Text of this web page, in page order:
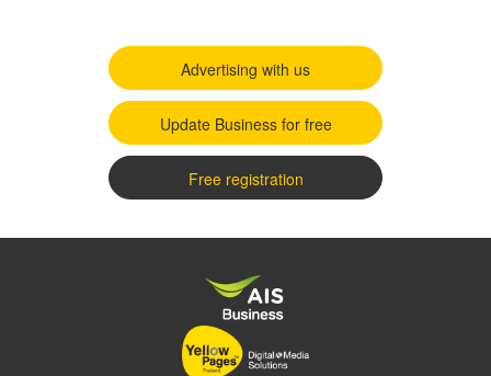
Advertising with us
Update Business for free
Free registration